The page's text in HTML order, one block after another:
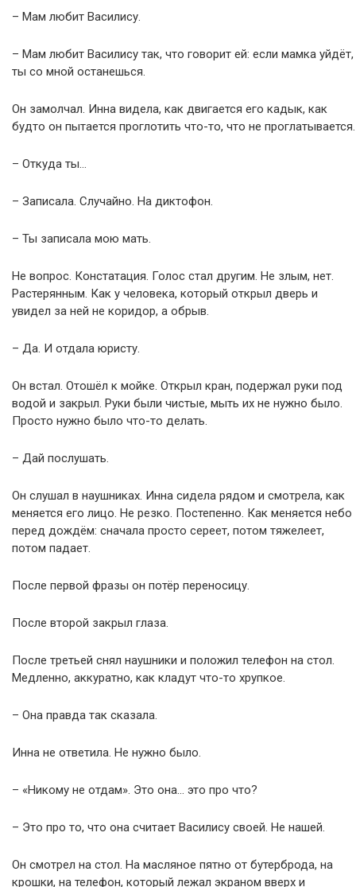
– Мам любит Василису.
– Мам любит Василису так, что говорит ей: если мамка уйдёт,
ты со мной останешься.
Он замолчал. Инна видела, как двигается его кадык, как
будто он пытается проглотить что-то, что не проглатывается.
– Откуда ты…
– Записала. Случайно. На диктофон.
– Ты записала мою мать.
Не вопрос. Констатация. Голос стал другим. Не злым, нет.
Растерянным. Как у человека, который открыл дверь и
увидел за ней не коридор, а обрыв.
– Да. И отдала юристу.
Он встал. Отошёл к мойке. Открыл кран, подержал руки под
водой и закрыл. Руки были чистые, мыть их не нужно было.
Просто нужно было что-то делать.
– Дай послушать.
Он слушал в наушниках. Инна сидела рядом и смотрела, как
меняется его лицо. Не резко. Постепенно. Как меняется небо
перед дождём: сначала просто сереет, потом тяжелеет,
потом падает.
После первой фразы он потёр переносицу.
После второй закрыл глаза.
После третьей снял наушники и положил телефон на стол.
Медленно, аккуратно, как кладут что-то хрупкое.
– Она правда так сказала.
Инна не ответила. Не нужно было.
– «Никому не отдам». Это она… это про что?
– Это про то, что она считает Василису своей. Не нашей.
Он смотрел на стол. На масляное пятно от бутерброда, на
крошки, на телефон, который лежал экраном вверх и